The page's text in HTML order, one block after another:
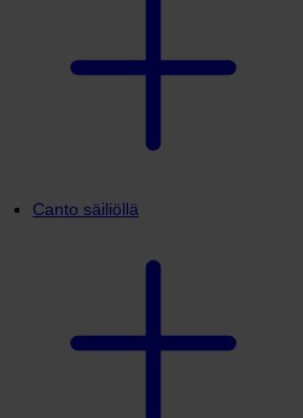
Canto säiliöllä